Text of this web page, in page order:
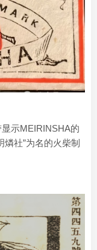
示MEIRINSHA的
社”为名的火柴制